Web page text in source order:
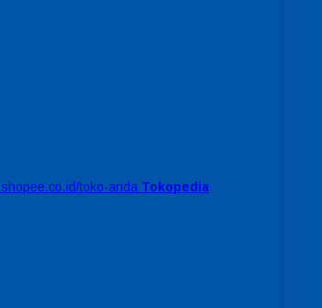
shopee.co.id/toko-anda Tokopedia